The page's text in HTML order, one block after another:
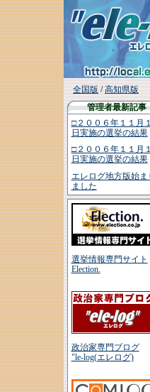
全国版/高知県版
管理者最新記事
□２００６年１１月
日実施の選挙の結果
□２００６年１１月
日実施の選挙の結果
エレログ地方版始ま
ました
選挙情報専門サイト
Election.
政治家専門ブログ
"le-log(エレログ)